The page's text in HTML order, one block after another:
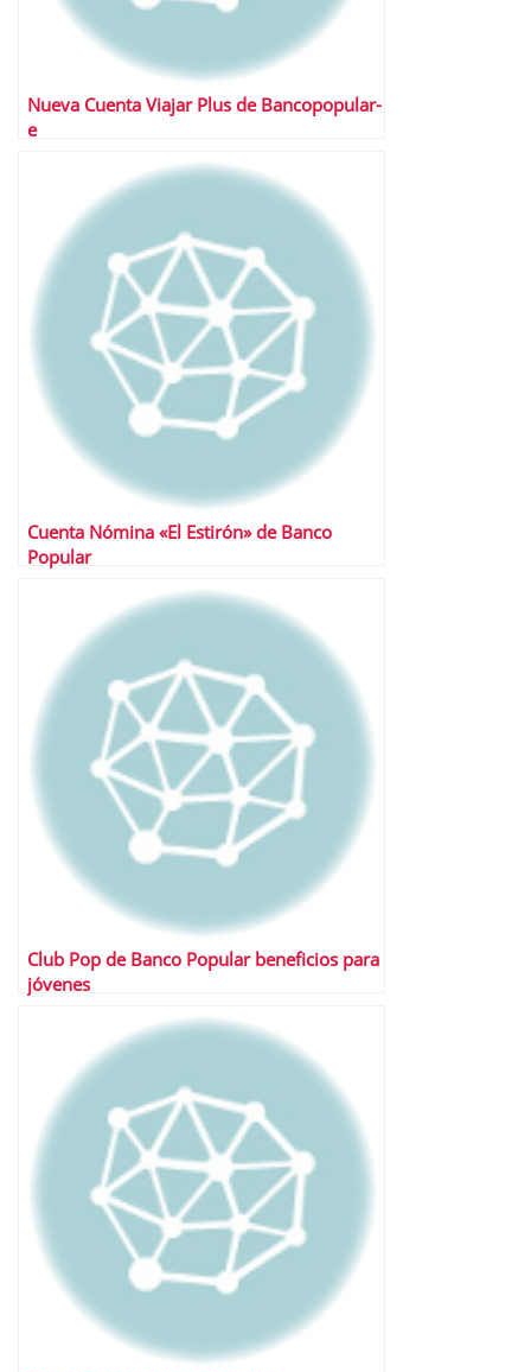
Nueva Cuenta Viajar Plus de Bancopopular-
e
Cuenta Nómina «El Estirón» de Banco
Popular
Club Pop de Banco Popular beneficios para
jóvenes